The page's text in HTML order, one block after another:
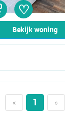
♡
Bekijk woning
« 1
»